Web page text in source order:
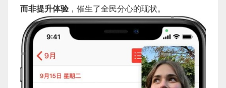
而非提升体验 ，催生了全民分心的现状。